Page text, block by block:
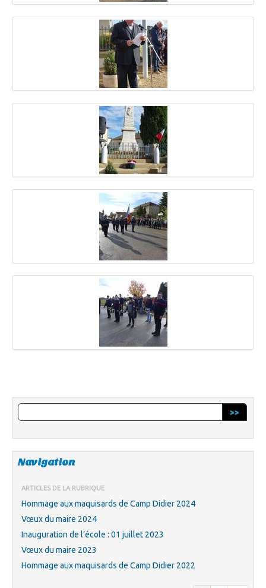
>>
Navigation
ARTICLES DE LA RUBRIQUE
Hommage aux maquisards de Camp Didier 2024
Vœux du maire 2024
Inauguration de l’école : 01 juillet 2023
Vœux du maire 2023
Hommage aux maquisards de Camp Didier 2022